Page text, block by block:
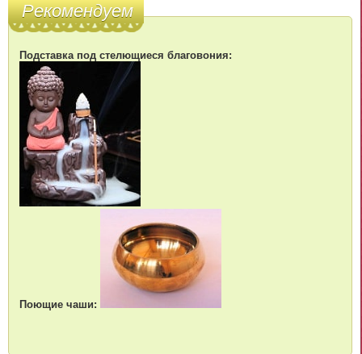
Рекомендуем
Подставка под стелющиеся благовония:
Поющие чаши: